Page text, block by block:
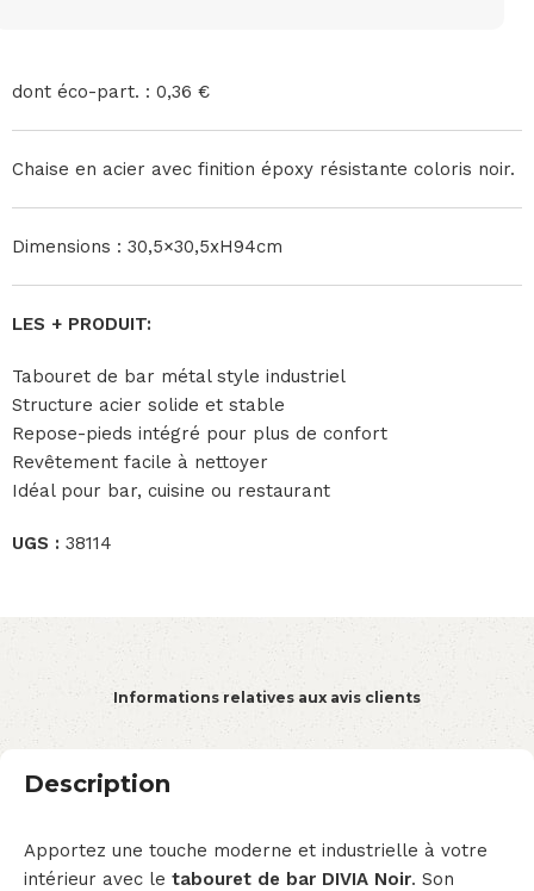
dont éco-part. : 0,36 €
Chaise en acier avec finition époxy résistante coloris noir.
Dimensions : 30,5×30,5xH94cm
LES + PRODUIT:
Tabouret de bar métal style industriel
Structure acier solide et stable
Repose-pieds intégré pour plus de confort
Revêtement facile à nettoyer
Idéal pour bar, cuisine ou restaurant
UGS : 38114
Informations relatives aux avis clients
Description
Apportez une touche moderne et industrielle à votre
intérieur avec le tabouret de bar DIVIA Noir. Son